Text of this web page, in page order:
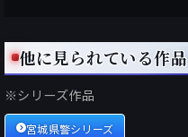
他に見られている作品
※シリーズ作品
宮城県警シリーズ